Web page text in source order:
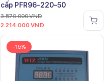
cấp PFR96-220-50
3.570.000VNĐ
2.214.000 VNĐ
-15%